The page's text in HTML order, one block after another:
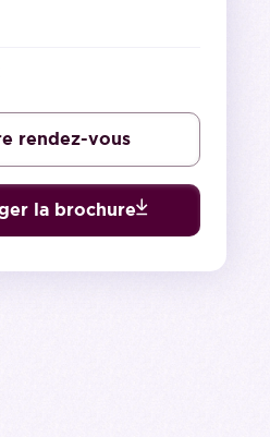
rendez-vous
la brochure